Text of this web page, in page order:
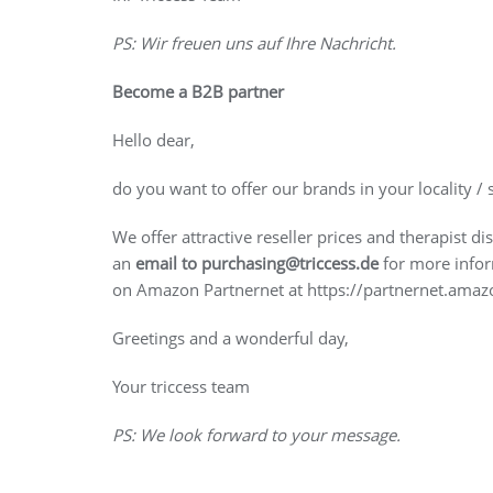
PS: Wir freuen uns auf Ihre Nachricht.
Become a B2B partner
Hello dear,
do you want to offer our brands in your locality /
We offer attractive reseller prices and therapist
an email to purchasing@triccess.defor more
on Amazon Partnernet at https://
Greetings and a wonderful day,
Your triccess team
PS: We look forward to your message.